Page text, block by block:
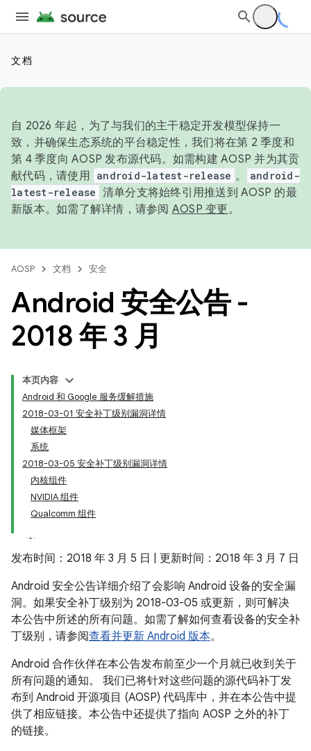
文档
自 2026 年起，为了与我们的主干稳定开发模型保持一
致，并确保生态系统的平台稳定性，我们将在第 2 季度和
第 4 季度向 AOSP 发布源代码。如需构建 AOSP 并为其贡
献代码，请使用 android-latest-release 。
android-
latest-release 清单分支将始终引用推送到 AOSP 的最
新版本。如需了解详情，请参阅 AOSP 变更。
AOSP 文档 安全
Android 安全公告 -
2018 年 3 月
本页内容
Android 和 Google 服务缓解措施
2018-03-01 安全补丁级别漏洞详情
媒体框架
系统
2018-03-05 安全补丁级别漏洞详情
内核组件
NVIDIA 组件
Qualcomm 组件
发布时间：2018 年 3 月 5 日 | 更新时间：2018 年 3 月 7 日
Android 安全公告详细介绍了会影响 Android 设备的安全漏
洞。如果安全补丁级别为 2018-03-05 或更新，则可解决
本公告中所述的所有问题。如需了解如何查看设备的安全补
丁级别，请参阅查看并更新 Android 版本。
Android 合作伙伴在本公告发布前至少一个月就已收到关于
所有问题的通知。 我们已将针对这些问题的源代码补丁发
布到 Android 开源项目 (AOSP) 代码库中，并在本公告中提
供了相应链接。本公告中还提供了指向 AOSP 之外的补丁
的链接。